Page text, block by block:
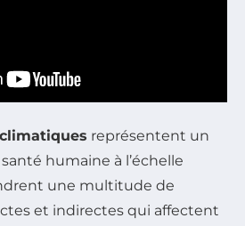
représentent un
humaine à l’échelle
une multitude de
et indirectes qui affectent